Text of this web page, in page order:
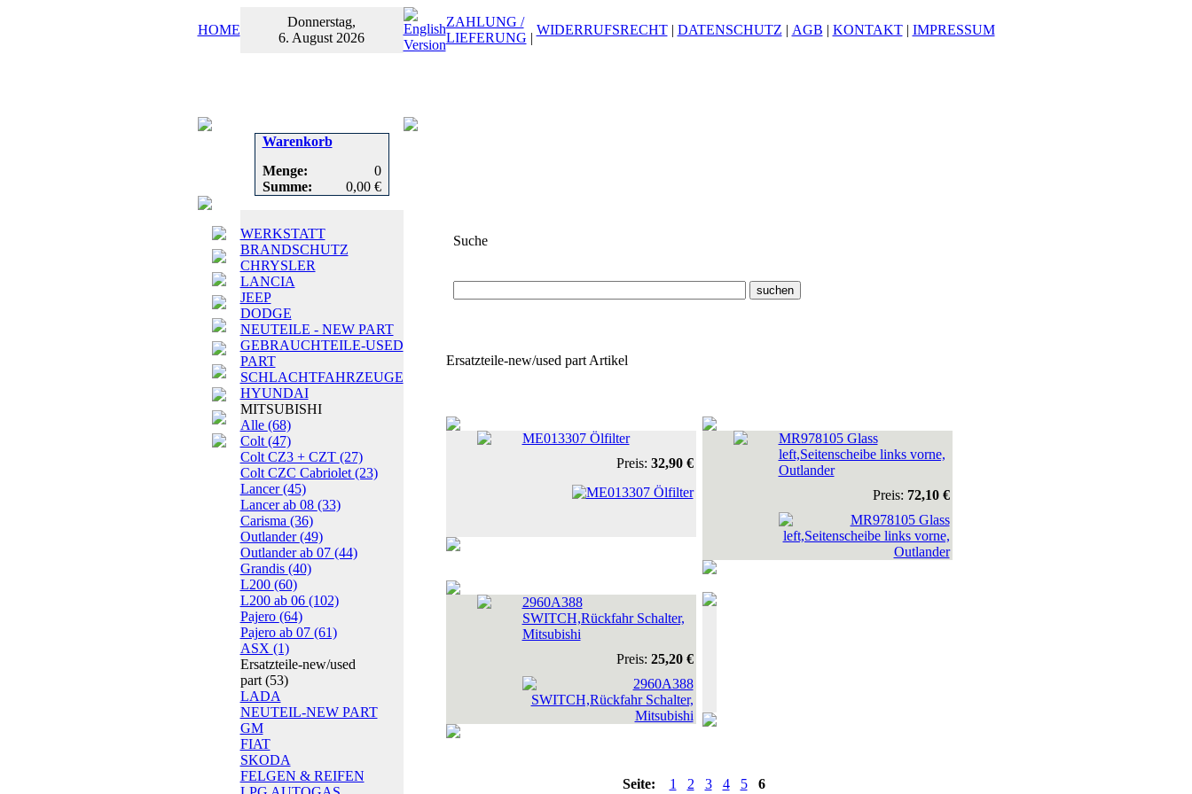
HOME
Donnerstag,
6. August 2026
ZAHLUNG /
LIEFERUNG |
WIDERRUFSRECHT| DATENSCHUTZ | AGB | KONTAKT| IMPRESSUM
Warenkorb
Menge:
0
Summe:
0,00 €
WERKSTATT
BRANDSCHUTZ
CHRYSLER
LANCIA
JEEP
DODGE
NEUTEILE - NEW PART
GEBRAUCHTEILE-USED
PART
SCHLACHTFAHRZEUGE
HYUNDAI
MITSUBISHI
Alle (68)
Colt (47)
Colt CZ3 + CZT (27)
Colt CZC Cabriolet (23)
Lancer(45)
Lancer ab 08 (33)
Carisma (36)
Outlander(49)
Outlander ab 07 (44)
Grandis (40)
L200 (60)
L200 ab 06 (102)
Pajero (64)
Pajero ab 07 (61)
ASX (1)
Ersatzteile-new/used
part (53)
LADA
NEUTEIL-NEW PART
GM
FIAT
SKODA
FELGEN & REIFEN
Suche
Ersatzteile-new/used part Artikel
ME013307 Ölfilter
Preis: 32,90 €
MR978105 Glass
left,Seitenscheibe links vorne,
Outlander
Preis: 72,10 €
2960A388
SWITCH,Rückfahr Schalter,
Mitsubishi
Preis: 25,20 €
Seite: 1 2 3 4 5 6